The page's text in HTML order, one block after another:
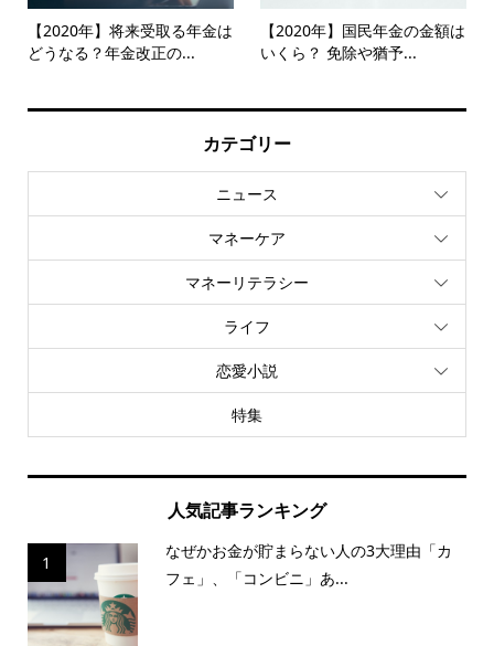
【2020年】将来受取る年金は
どうなる？年金改正の...
【2020年】国民年金の金額は
いくら？ 免除や猶予...
カテゴリー
ニュース
マネーケア
マネーリテラシー
ライフ
恋愛小説
特集
人気記事ランキング
1
なぜかお金が貯まらない人の3大理由「カ
フェ」、「コンビニ」あ...